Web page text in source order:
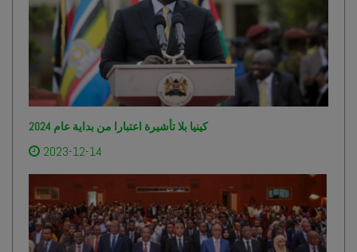
كينيا بلا تأشيرة اعتبارا من بداية عام 2024
2023-12-14